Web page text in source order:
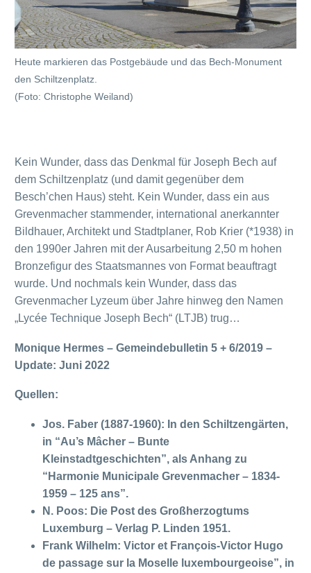
Heute markieren das Postgebäude und das Bech-Monument
den Schiltzenplatz.
(Foto: Christophe Weiland)
Kein Wunder, dass das Denkmal für Joseph Bech auf
dem Schiltzenplatz (und damit gegenüber dem
Besch’chen Haus) steht. Kein Wunder, dass ein aus
Grevenmacher stammender, international anerkannter
Bildhauer, Architekt und Stadtplaner, Rob Krier (*1938) in
den 1990er Jahren mit der Ausarbeitung 2,50 m hohen
Bronzefigur des Staatsmannes von Format beauftragt
wurde. Und nochmals kein Wunder, dass das
Grevenmacher Lyzeum über Jahre hinweg den Namen
„Lycée Technique Joseph Bech“ (LTJB) trug…
Monique Hermes – Gemeindebulletin 5 + 6/2019 –
Update: Juni 2022
Quellen:
Jos. Faber (1887-1960): In den Schiltzengärten,
in “Au’s Mâcher – Bunte
Kleinstadtgeschichten”, als Anhang zu
“Harmonie Municipale Grevenmacher – 1834-
1959 – 125 ans”.
N. Poos: Die Post des Großherzogtums
Luxemburg – Verlag P. Linden 1951.
Frank Wilhelm: Victor et François-Victor Hugo
de passage sur la Moselle luxembourgeoise”, in